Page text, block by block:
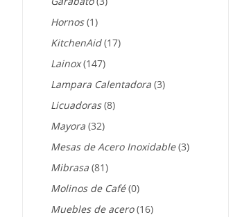
Hornos (1)
KitchenAid (17)
Lainox (147)
Lampara Calentadora (3)
Licuadoras (8)
Mayora (32)
Mesas de Acero Inoxidable (3)
Mibrasa (81)
Molinos de Café (0)
Muebles de acero (16)